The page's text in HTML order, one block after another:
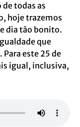
todas as
hoje trazemos
dia tão bonito.
que
este 25 de
igual, inclusiva,